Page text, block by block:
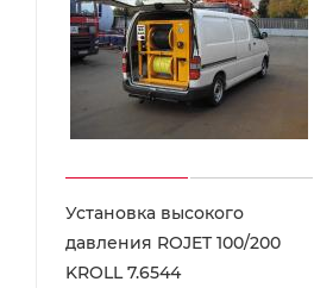
Установка высокого
давления ROJET 100/200
KROLL 7.6544